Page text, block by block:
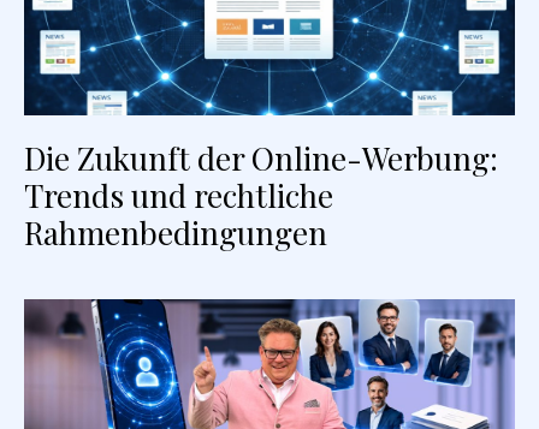
Die Zukunft der Online-Werbung:
Trends und rechtliche
Rahmenbedingungen